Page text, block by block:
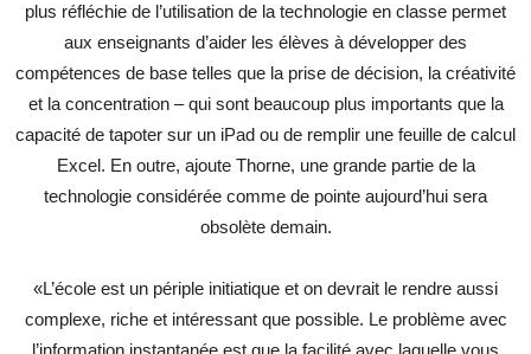
plus réfléchie de l’utilisation de la technologie en classe permet
aux enseignants d’aider les élèves à développer des
compétences de base telles que la prise de décision, la créativité
et la concentration – qui sont beaucoup plus importants que la
capacité de tapoter sur un iPad ou de remplir une feuille de calcul
Excel. En outre, ajoute Thorne, une grande partie de la
technologie considérée comme de pointe aujourd’hui sera
obsolète demain.
«L’école est un périple initiatique et on devrait le rendre aussi
complexe, riche et intéressant que possible. Le problème avec
l’information instantanée est que la facilité avec laquelle vous